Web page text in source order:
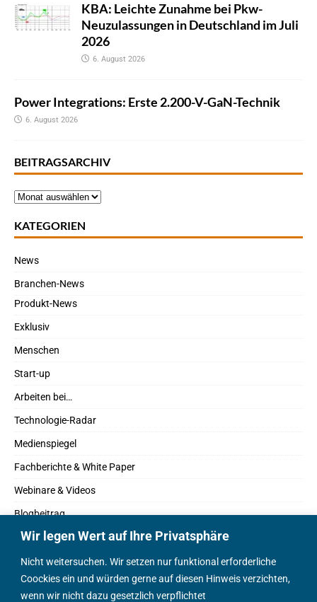
Wir legen Wert auf Ihre Privatsphäre
Nicht weitersuchen. Wir setzen nur funktional erforderliche
Coockies ein und würden gerne auf diesen Hinweis verzichten,
wenn wir nicht dazu gesetzlich verpflichtet
KBA: Leichte Zunahme bei Pkw-
Neuzulassungen in Deutschland im Juli
2026
6. August 2026
Power Integrations: Erste 2.200-V-GaN-Technik
6. August 2026
BEITRAGSARCHIV
KATEGORIEN
News
Branchen-News
Produkt-News
Exklusiv
Menschen
Start-up
Arbeiten bei…
Technologie-Radar
Medienspiegel
Fachberichte & White Paper
Webinare & Videos
Blogbeitrag
Fachbücher
Marktreport
Podcasts